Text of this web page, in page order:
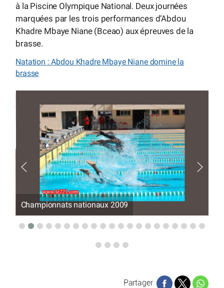
à la Piscine Olympique National. Deux journées
marquées par les trois performances d’Abdou
Khadre Mbaye Niane (Bceao) aux épreuves de la
brasse.
Natation : Abdou Khadre Mbaye Niane domine la
brasse
Championnats nationaux 2009
Partager